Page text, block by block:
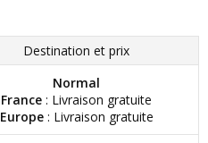
Destination et prix
Normal
France : Livraison gratuite
Europe: Livraison gratuite